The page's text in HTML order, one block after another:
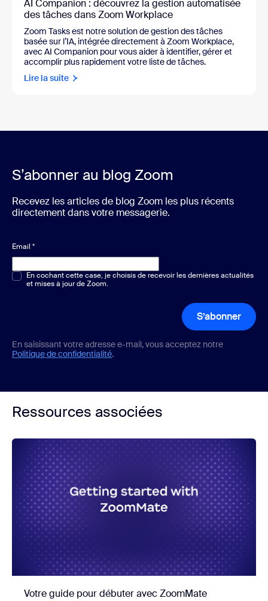
AI Companion : découvrez la gestion automatisée
des tâches dans Zoom Workplace
Zoom Tasks est notre solution de gestion des tâches
basée sur l’IA, intégrée directement à Zoom Workplace,
avec AI Companion pour vous aider à identifier, gérer et
accomplir plus rapidement votre liste de tâches.
Lire la suite
S’abonner au blog Zoom
Recevez les articles de blog Zoom les plus récents
directement dans votre messagerie.
Email *
Choix multiple ou unique*
En cochant cette case, je choisis de recevoir les dernières actualités
et mises à jour de Zoom.
S’abonner
En saisissant votre adresse e-mail, vous acceptez notre
Politique de confidentialité.
Ressources associées
Votre guide pour débuter avec ZoomMate